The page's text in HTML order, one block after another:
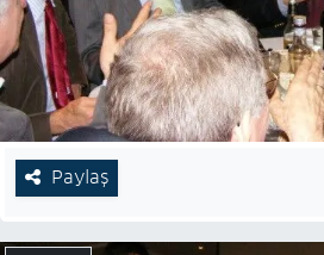
Paylaş